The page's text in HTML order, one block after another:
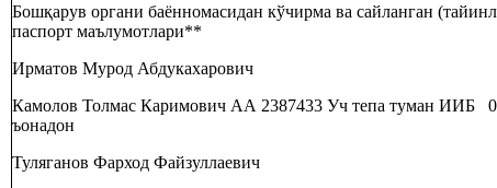
Бошқарув органи баённомасидан кўчирма ва сайланган
паспорт маълумотлари**
Ирматов Мурод Абдукахарович
Камолов Толмас Каримович АА 2387433 Уч тепа туман ИИБ
ъонадон
Туляганов Фарход Файзуллаевич